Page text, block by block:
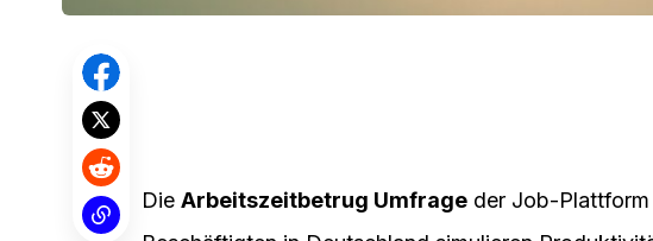
Die Arbeitszeitbetrug Umfrageder Job-Plattform